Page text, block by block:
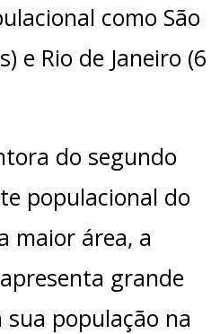
como São
e Rio de Janeiro (6
do segundo
populacional do
maior área, a
grande
população na